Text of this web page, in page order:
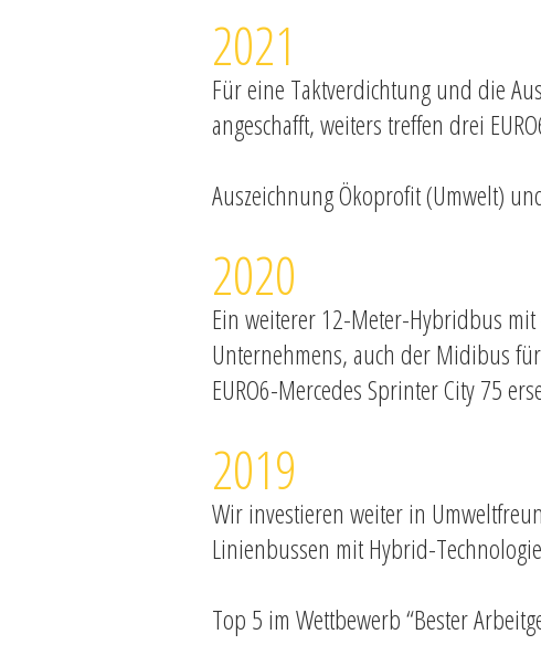
2021
Für eine Taktverdichtung und die
angeschafft, weiters treffen drei
Auszeichnung Ökoprofit (Umwelt)
2020
Ein weiterer 12-Meter-Hybridbus
Unternehmens, auch der Midibus
EURO6-Mercedes Sprinter City 75
2019
Wir investieren weiter in
Linienbussen mit Hybrid-
Top 5 im Wettbewerb “Bester